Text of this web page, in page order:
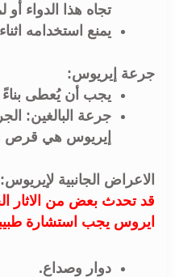
تجاه هذا الدواء أو
يمنع استخدامه
جرعة إيريوس:
يجب أن يُعطى
جرعة البالغين:
إيريوس هي قرص
الاعراض الجانبية لإيريوس:
قد تحدث بعض من الاثار
ايروس يجب استشارة
دوار وصداع.